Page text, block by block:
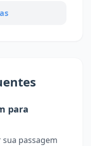
para
passagem